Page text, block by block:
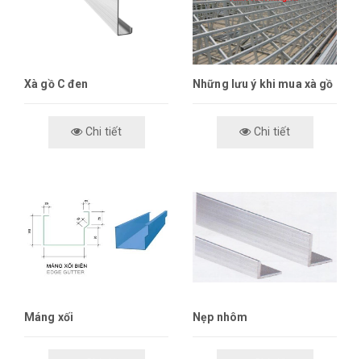
Xà gồ C đen
Chi tiết
Những lưu ý khi mua xà gồ
Chi tiết
Máng xối Nẹp nhôm